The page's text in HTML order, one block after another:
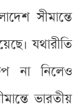
সীমান্তে
যথারীতি
না নিলেও
ভারতীয়